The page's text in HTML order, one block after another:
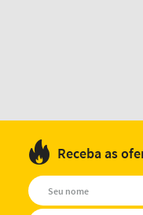
Receba as